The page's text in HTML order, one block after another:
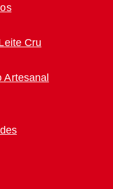
Cru
Artesanal